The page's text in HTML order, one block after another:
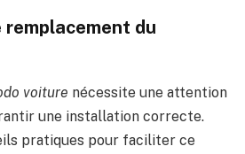
remplacement du
voiture nécessite une attention
une installation correcte.
pratiques pour faciliter ce